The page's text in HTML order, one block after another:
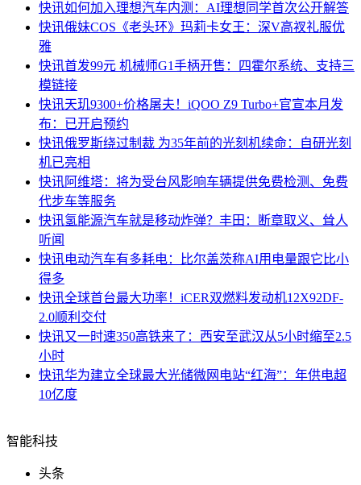
快讯如何加入理想汽车内测：AI理想同学首次公开解答
快讯俄妹COS《老头环》玛莉卡女王：深V高衩礼服优
雅
快讯首发99元 机械师G1手柄开售：四霍尔系统、支持三
模链接
快讯天玑9300+价格屠夫！iQOO Z9 Turbo+官宣本月发
布：已开启预约
快讯俄罗斯绕过制裁 为35年前的光刻机续命：自研光刻
机已亮相
快讯阿维塔：将为受台风影响车辆提供免费检测、免费
代步车等服务
快讯氢能源汽车就是移动炸弹？丰田：断章取义、耸人
听闻
快讯电动汽车有多耗电：比尔盖茨称AI用电量跟它比小
得多
快讯全球首台最大功率！iCER双燃料发动机12X92DF-
2.0顺利交付
快讯又一时速350高铁来了：西安至武汉从5小时缩至2.5
小时
快讯华为建立全球最大光储微网电站“红海”：年供电超
10亿度
智能科技
头条